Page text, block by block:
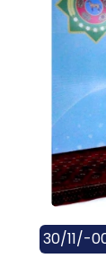
30/11/-